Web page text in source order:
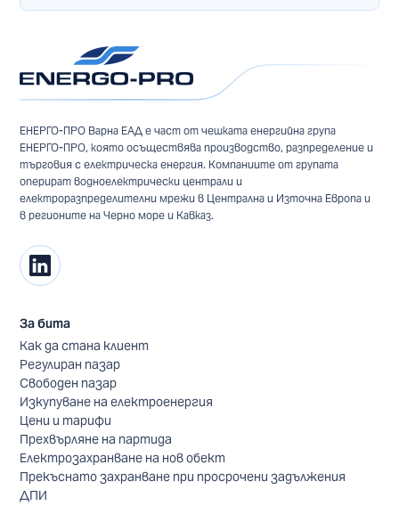
ЕНЕРГО-ПРО Варна ЕАД е част от чешката енергийна група
ЕНЕРГО-ПРО, която осъществява производство, разпределение и
търговия с електрическа енергия. Компаниите от групата
оперират водноелектрически централи и
електроразпределителни мрежи в Централна и Източна Европа и
в регионите на Черно море и Кавказ.
За бита
Как да стана клиент
Регулиран пазар
Свободен пазар
Изкупуване на електроенергия
Цени и тарифи
Прехвърляне на партида
Електрозахранване на нов обект
Прекъснато захранване при просрочени задължения
ДПИ